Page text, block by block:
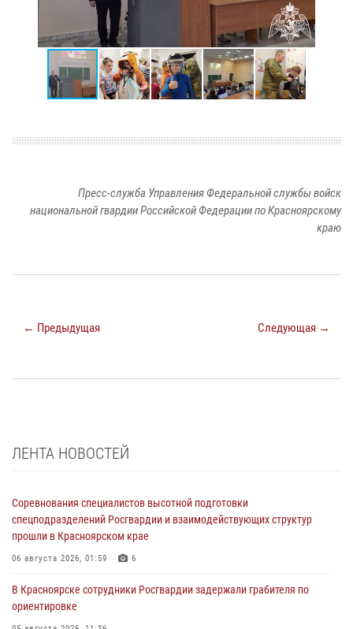
Пресс-служба Управления Федеральной службы войск
национальной гвардии Российской Федерации по Красноярскому
краю
← Предыдущая Следующая →
ЛЕНТА НОВОСТЕЙ
Соревнования специалистов высотной подготовки
спецподразделений Росгвардии и взаимодействующих структур
прошли в Красноярском крае
06 августа 2026, 01:59 6
В Красноярске сотрудники Росгвардии задержали грабителя по
ориентировке